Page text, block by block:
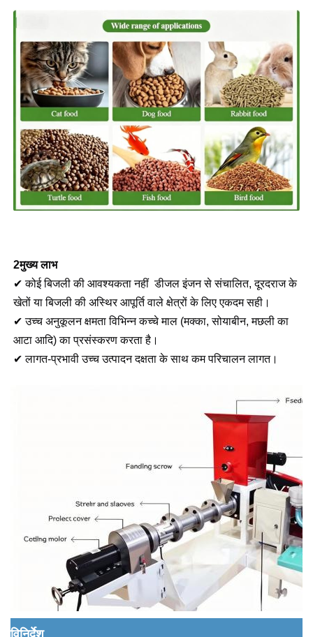
2मुख्य लाभ
✔ कोई बिजली की आवश्यकता नहीं ️ डीजल इंजन से संचालित, दूरदराज के
खेतों या बिजली की अस्थिर आपूर्ति वाले क्षेत्रों के लिए एकदम सही।
✔ उच्च अनुकूलन क्षमता विभिन्न कच्चे माल (मक्का, सोयाबीन, मछली का
आटा आदि) का प्रसंस्करण करता है।
✔ लागत-प्रभावी उच्च उत्पादन दक्षता के साथ कम परिचालन लागत।